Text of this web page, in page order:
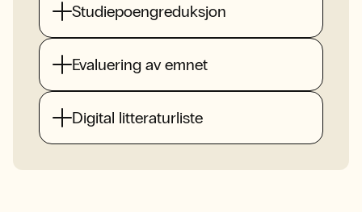
Studiepoengreduksjon
Evaluering av emnet
Digital litteraturliste